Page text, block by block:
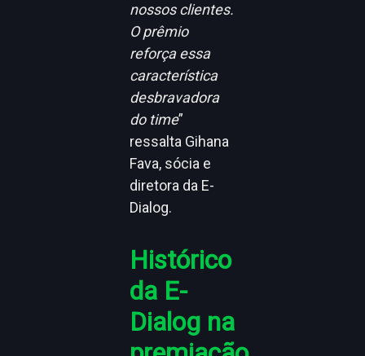
nossos clientes.
O prêmio
reforça essa
característica
desbravadora
do time”
ressalta Gihana
Fava, sócia e
diretora da E-
Dialog.
Histórico
da E-
Dialog na